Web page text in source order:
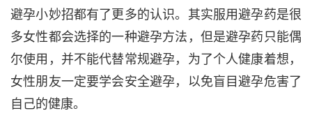
避孕小妙招都有了更多的认识。其实服用避孕药是很
多女性都会选择的一种避孕方法，但是避孕药只能偶
尔使用，并不能代替常规避孕，为了个人健康着想，
女性朋友一定要学会安全避孕，以免盲目避孕危害了
自己的健康。